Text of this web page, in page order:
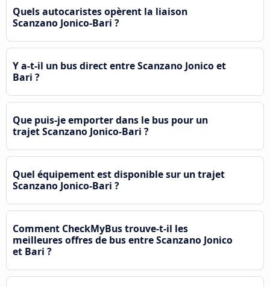
Quels autocaristes opèrent la liaison
Scanzano Jonico-Bari ?
Y a-t-il un bus direct entre Scanzano Jonico et
Bari ?
Que puis-je emporter dans le bus pour un
trajet Scanzano Jonico-Bari ?
Quel équipement est disponible sur un trajet
Scanzano Jonico-Bari ?
Comment CheckMyBus trouve-t-il les
meilleures offres de bus entre Scanzano Jonico
et Bari ?